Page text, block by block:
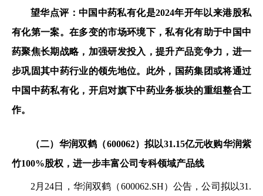
望华点评：中国中药私有化是2024年开年以来港股私
有化第一案。在多变的市场环境下，私有化有助于中国中
药聚焦长期战略，加强研发投入，提升产品竞争力，进一
步巩固其中药行业的领先地位。此外，国药集团或将通过
中国中药私有化，开启对旗下中药业务板块的重组整合工
作。
（二）华润双鹤（600062）拟以31.15亿元收购华润紫
竹100%股权，进一步丰富公司专科领域产品线
2月24日，华润双鹤（600062.SH）公告，公司拟以31.